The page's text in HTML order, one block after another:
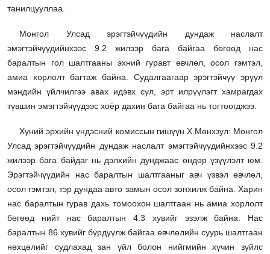
танилцууллаа.
Монгол Улсад эрэгтэйчүүдийн дундаж наслалт
эмэгтэйчүүдийнхээс 9.2 жилээр бага байгаа бөгөөд нас
баралтын гол шалтгааны эхний гуравт өвчлөл, осол гэмтэл,
амиа хорлолт багтаж байна. Судалгаагаар эрэгтэйчүү эрүүл
мэндийн үйлчилгээ авах идэвх сул, эрт илрүүлэгт хамрагдах
түвшин эмэгтэйчүүдээс хоёр дахин бага байгаа нь тогтоогджээ.
Хүний эрхийн үндэсний комиссын гишүүн Х.Мөнхзул: Монгол
Улсад эрэгтэйчүүдийн дундаж наслалт эмэгтэйчүүдийнхээс 9.2
жилээр бага байдаг нь дэлхийн дунджаас өндөр үзүүлэлт юм.
Эрэгтэйчүүдийн нас баралтын шалтгааныг авч үзвэл өвчлөл,
осол гэмтэл, тэр дундаа авто замын осол зонхилж байна. Харин
нас баралтын гурав дахь томоохон шалтгаан нь амиа хорлолт
бөгөөд нийт нас баралтын 4.3 хувийг эзэлж байна. Нас
баралтын 86 хувийг бүрдүүлж байгаа өвчлөлийн суурь шалтгаан
нөхцөлийг судлахад зан үйл болон нийгмийн хүчин зүйлс